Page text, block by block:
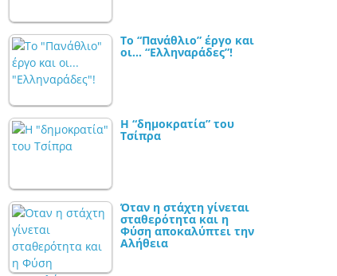
Το “Πανάθλιο” έργο και
οι… “Ελληναράδες”!
Η “δημοκρατία” του
Τσίπρα
Όταν η στάχτη γίνεται
σταθερότητα και η
Φύση αποκαλύπτει την
Αλήθεια